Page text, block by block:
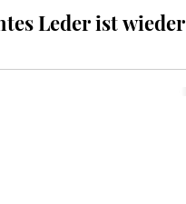
Leder ist wieder